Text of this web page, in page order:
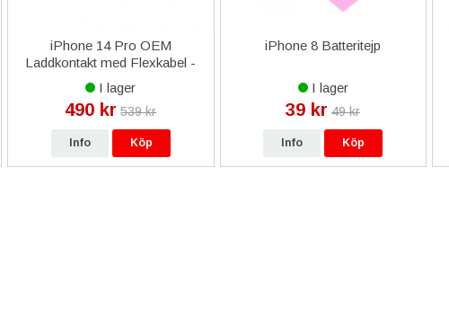
iPhone 14 Pro OEM
Laddkontakt med Flexkabel -
Guld
I lager
490 kr 539 kr
Info Köp
iPhone 8 Batteritejp
I lager
39 kr 49 kr
Info Köp